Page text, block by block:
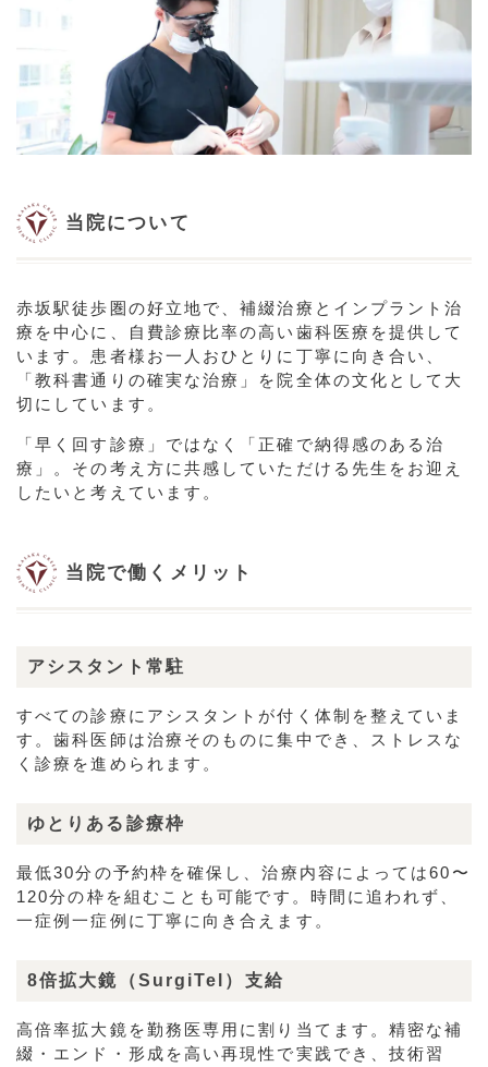
当院について
赤坂駅徒歩圏の好立地で、補綴治療とインプラント治
療を中心に、自費診療比率の高い歯科医療を提供して
います。患者様お一人おひとりに丁寧に向き合い、
「教科書通りの確実な治療」を院全体の文化として大
切にしています。
「早く回す診療」ではなく「正確で納得感のある治
療」。その考え方に共感していただける先生をお迎え
したいと考えています。
当院で働くメリット
アシスタント常駐
すべての診療にアシスタントが付く体制を整えていま
す。歯科医師は治療そのものに集中でき、ストレスな
く診療を進められます。
ゆとりある診療枠
最低30分の予約枠を確保し、治療内容によっては60〜
120分の枠を組むことも可能です。時間に追われず、
一症例一症例に丁寧に向き合えます。
8倍拡大鏡（SurgiTel）支給
高倍率拡大鏡を勤務医専用に割り当てます。精密な補
綴・エンド・形成を高い再現性で実践でき、技術習